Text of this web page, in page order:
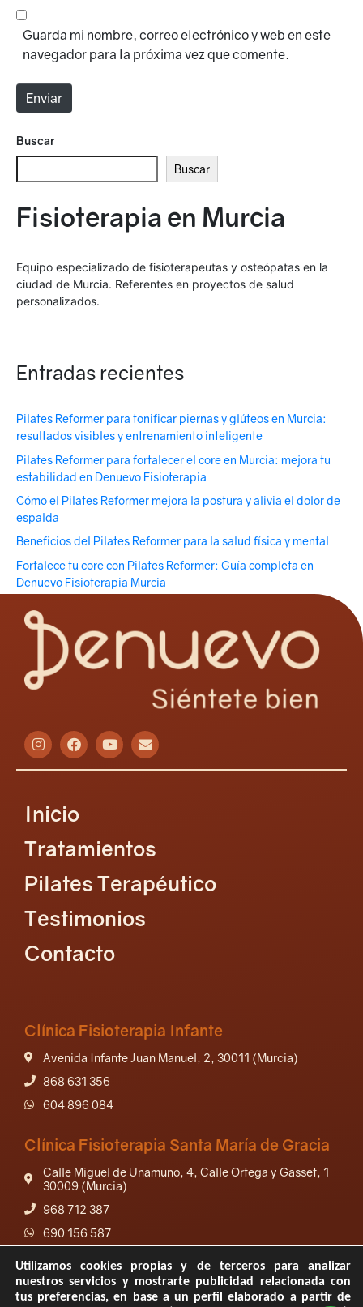
o
e
r
ó
n
c
t
e
b
Guarda mi nombre, correo electrónico y web en este
navegador para la próxima vez que comente.
Enviar
Alternative:
Buscar
Buscar
Fisioterapia en Murcia
Equipo especializado de fisioterapeutas y osteópatas en la
ciudad de Murcia. Referentes en proyectos de salud
personalizados.
Entradas recientes
Pilates Reformer para tonificar piernas y glúteos en Murcia:
resultados visibles y entrenamiento inteligente
Pilates Reformer para fortalecer el core en Murcia: mejora tu
estabilidad en Denuevo Fisioterapia
Cómo el Pilates Reformer mejora la postura y alivia el dolor de
espalda
Beneficios del Pilates Reformer para la salud física y mental
Fortalece tu core con Pilates Reformer: Guía completa en
Denuevo Fisioterapia Murcia
Clínica Fisioterapia Infante
Avenida Infante Juan Manuel, 2, 30011 (Murcia)
868 631 356
604 896 084
Clínica Fisioterapia Santa María de Gracia
Calle Miguel de Unamuno, 4, Calle Ortega y Gasset, 1
30009 (Murcia)
968 712 387
690 156 587
Inicio
Tratamientos
Pilates Terapéutico
Testimonios
Contacto
Utilizamos cookies propias y de terceros para analizar
nuestros servicios y mostrarte publicidad relacionada con
tus preferencias, en base a un perfil elaborado a partir de